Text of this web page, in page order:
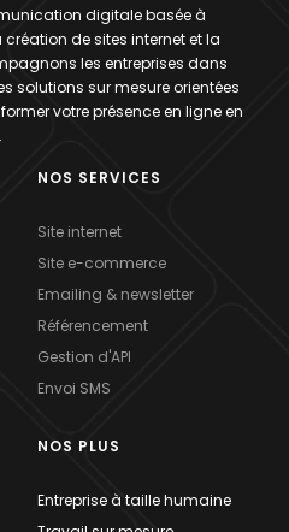
digitale basée à
de sites internet et la
les entreprises dans
solutions sur mesure orientées
votre présence en ligne en
NOS SERVICES
Site internet
Site e-commerce
Emailing & newsletter
Référencement
Gestion d'API
Envoi SMS
NOS PLUS
Entreprise à taille humaine